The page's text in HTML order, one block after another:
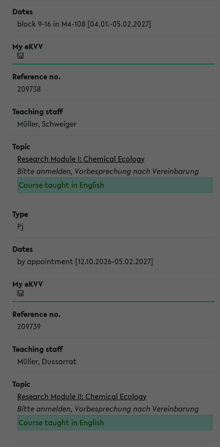
block 9-16 in M4-108 [04.01.-05.02.2027]
209738
Müller, Schweiger
Research Module I: Chemical Ecology
Bitte anmelden, Vorbesprechung nach Vereinbarung
Course taught in English
Pj
by appointment [12.10.2026-05.02.2027]
209739
Müller, Dussarrat
Research Module II: Chemical Ecology
Bitte anmelden, Vorbesprechung nach Vereinbarung
Course taught in English